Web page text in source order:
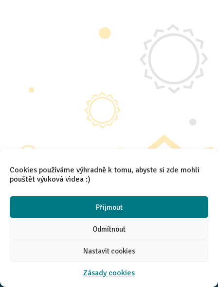
Cookies používáme výhradně k tomu, abyste si zde mohli
pouštět výuková videa :)
Přijmout
Odmítnout
Nastavit cookies
Zásady cookies
2021 │